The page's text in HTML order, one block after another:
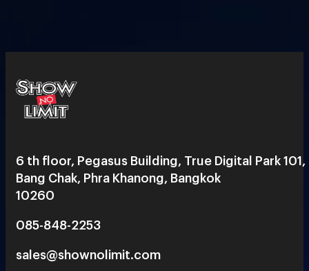
6 th floor, Pegasus Building, True Digital Park 101,
Bang Chak, Phra Khanong, Bangkok
10260
085-848-2253
sales@shownolimit.com